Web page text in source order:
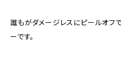
誰もがダメージレスにピールオフ
ーです。